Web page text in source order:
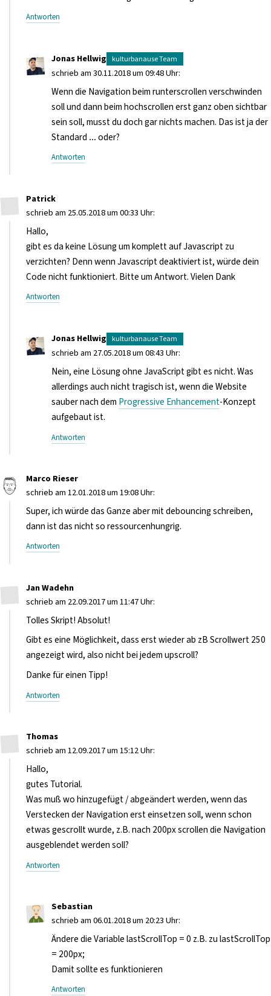
Antworten
Jonas Hellwig
schrieb am 30.11.2018 um 09:48 Uhr:
Wenn die Navigation beim runterscrollen verschwinden
soll und dann beim hochscrollen erst ganz oben sichtbar
sein soll, musst du doch gar nichts machen. Das ist ja der
Standard … oder?
Antworten
Patrick
schrieb am 25.05.2018 um 00:33 Uhr:
Hallo,
gibt es da keine Lösung um komplett auf Javascript zu
verzichten? Denn wenn Javascript deaktiviert ist, würde dein
Code nicht funktioniert. Bitte um Antwort. Vielen Dank
Antworten
Jonas Hellwig
schrieb am 27.05.2018 um 08:43 Uhr:
Nein, eine Lösung ohne JavaScript gibt es nicht. Was
allerdings auch nicht tragisch ist, wenn die Website
sauber nach dem Progressive Enhancement-Konzept
aufgebaut ist.
Antworten
Marco Rieser
schrieb am 12.01.2018 um 19:08 Uhr:
Super, ich würde das Ganze aber mit debouncing schreiben,
dann ist das nicht so ressourcenhungrig.
Antworten
Jan Wadehn
schrieb am 22.09.2017 um 11:47 Uhr:
Tolles Skript! Absolut!
Gibt es eine Möglichkeit, dass erst wieder ab zB Scrollwert 250
angezeigt wird, also nicht bei jedem upscroll?
Danke für einen Tipp!
Antworten
Thomas
schrieb am 12.09.2017 um 15:12 Uhr:
Hallo,
gutes Tutorial.
Was muß wo hinzugefügt / abgeändert werden, wenn das
Verstecken der Navigation erst einsetzen soll, wenn schon
etwas gescrollt wurde, z.B. nach 200px scrollen die Navigation
ausgeblendet werden soll?
Antworten
Sebastian
schrieb am 06.01.2018 um 20:23 Uhr:
Ändere die Variable lastScrollTop = 0 z.B. zu lastScrollTop
= 200px;
Damit sollte es funktionieren
Antworten